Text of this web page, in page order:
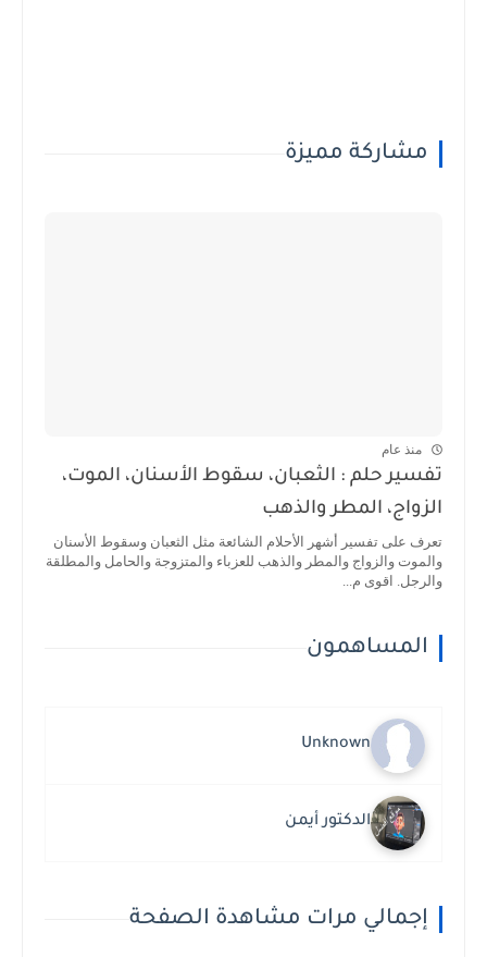
مشاركة مميزة
منذ عام
تفسير حلم : الثعبان، سقوط الأسنان، الموت،
الزواج، المطر والذهب
تعرف على تفسير أشهر الأحلام الشائعة مثل الثعبان وسقوط الأسنان
والموت والزواج والمطر والذهب للعزباء والمتزوجة والحامل والمطلقة
والرجل. اقوى م...
المساهمون
Unknown
الدكتور أيمن
إجمالي مرات مشاهدة الصفحة